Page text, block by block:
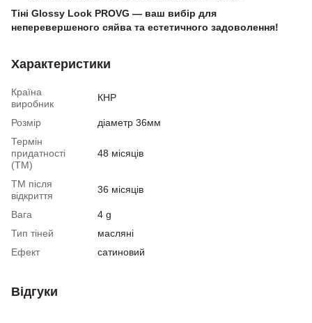
Тіні Glossy Look PROVG — ваш вибір для
неперевершеного сяйва та естетичного задоволення!
Характеристики
Країна
виробник
КНР
Розмір
діаметр 36мм
Термін
придатності
(ТМ)
48 місяців
ТМ після
відкриття
36 місяців
Вага
4 g
Тип тіней
масляні
Ефект
сатиновий
Відгуки